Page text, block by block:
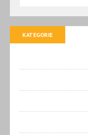
KATEGORIE